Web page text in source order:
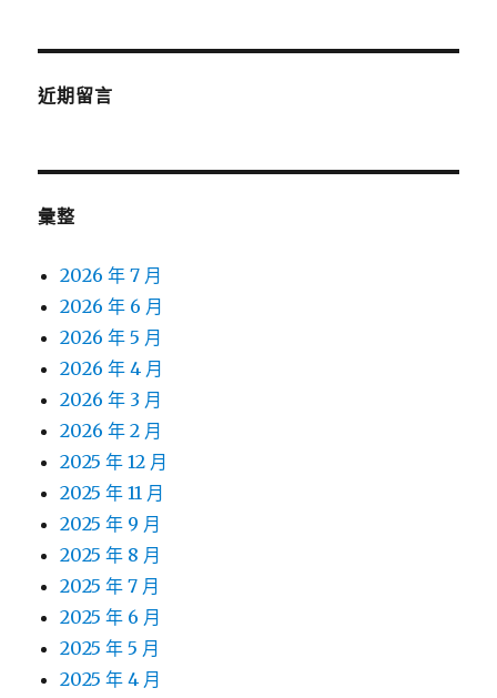
近期留言
彙整
2026 年 7 月
2026 年 6 月
2026 年 5 月
2026 年 4 月
2026 年 3 月
2026 年 2 月
2025 年 12 月
2025 年 11 月
2025 年 9 月
2025 年 8 月
2025 年 7 月
2025 年 6 月
2025 年 5 月
2025 年 4 月